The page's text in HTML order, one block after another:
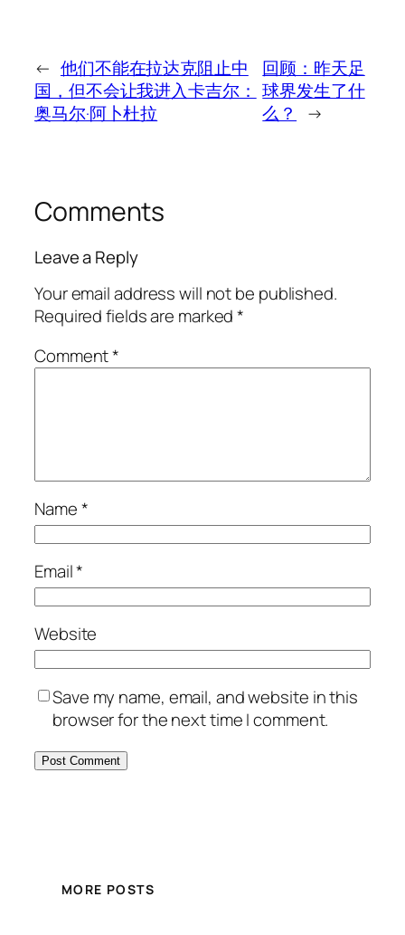
← 他们不能在拉达克阻止中
国，但不会让我进入卡吉尔：
奥马尔·阿卜杜拉
回顾：昨天足
球界发生了什
么？
→
Comments
Leave a Reply
Your email address will not be published.
Required fields are marked*
Comment*
Name*
Email*
Website
Save my name, email, and website in this
browser for the next time I comment.
MORE POSTS